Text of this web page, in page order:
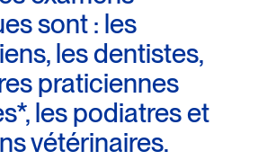
sont : les
les dentistes,
praticiennes
les podiatres et
vétérinaires.